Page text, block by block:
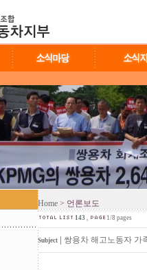
Home > 언론보도
143 , 1/8 pages
Subject 쌍용차 해고노동자 가